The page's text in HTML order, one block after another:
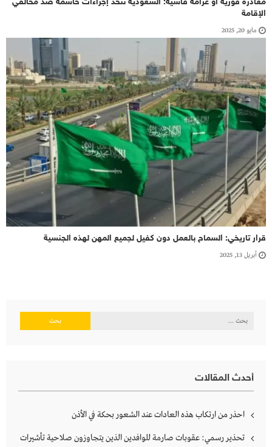
مغادرة فورية أو غرامة قاسية: السعودية تتخذ إجراءات حاسمة ضد مخالفي
الإقامة
مايو 20, 2025
قرار تاريخي: السماح بالعمل دون كفيل لجميع المهن لهذه الجنسية
أبريل 13, 2025
البحث
أحدث المقالات
احذر من ارتكاب هذه العادات عند الشعور بحكة في الأذن
تحذير رسمي: عقوبات صارمة للوافدين الذين يتجاوزون صلاحية تأشيرات